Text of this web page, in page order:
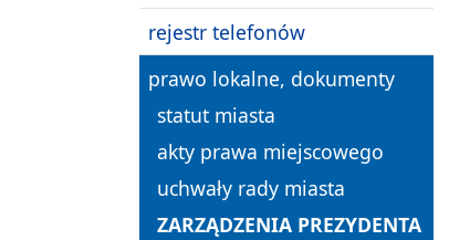
rejestr telefonów
prawo lokalne, dokumenty
statut miasta
akty prawa miejscowego
uchwały rady miasta
ZARZĄDZENIA PREZYDENTA